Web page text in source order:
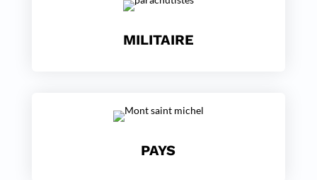
MILITAIRE
PAYS